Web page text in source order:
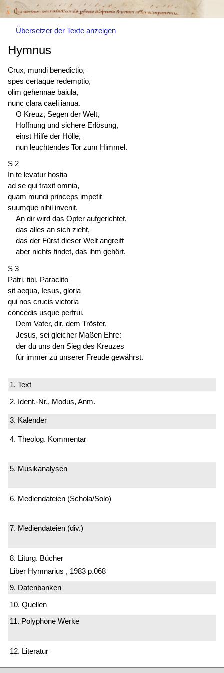
Übersetzer der Texte anzeigen
Hymnus
Crux, mundi benedictio,
spes certaque redemptio,
olim gehennae baiula,
nunc clara caeli ianua.
O Kreuz, Segen der Welt,
Hoffnung und sichere Erlösung,
einst Hilfe der Hölle,
nun leuchtendes Tor zum Himmel.
S 2
In te levatur hostia
ad se qui traxit omnia,
quam mundi princeps impetit
suumque nihil invenit.
An dir wird das Opfer aufgerichtet,
das alles an sich zieht,
das der Fürst dieser Welt angreift
aber nichts findet, das ihm gehört.
S 3
Patri, tibi, Paraclito
sit aequa, Iesus, gloria
qui nos crucis victoria
concedis usque perfrui.
Dem Vater, dir, dem Tröster,
Jesus, sei gleicher Maßen Ehre:
der du uns den Sieg des Kreuzes
für immer zu unserer Freude gewährst.
1. Text
2. Ident.-Nr., Modus, Anm.
3. Kalender
4. Theolog. Kommentar
5. Musikanalysen
6. Mediendateien (Schola/Solo)
7. Mediendateien (div.)
8. Liturg. Bücher
Liber Hymnarius , 1983 p.068
9. Datenbanken
10. Quellen
11. Polyphone Werke
12. Literatur